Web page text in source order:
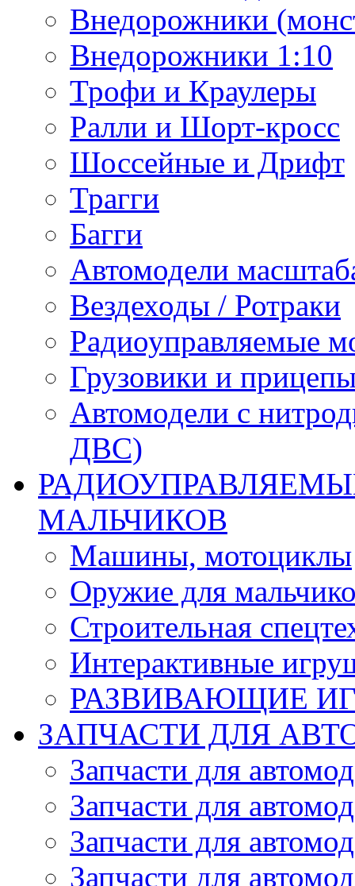
Внедорожники
Внедорожники 1:10
Трофи и Краулеры
Ралли и Шорт-кросс
Шоссейные и Дрифт
Трагги
Багги
Автомодели
Вездеходы / Ротраки
Радиоуправляемые
Грузовики и
Автомодели с
ДВС)
МАЛЬЧИКОВ
Машины, мотоциклы
Оружие для
Строительная
Интерактивные
РАЗВИВАЮЩИЕ
ЗАПЧАСТИ ДЛЯ
Запчасти для
Запчасти для
Запчасти для
Запчасти для